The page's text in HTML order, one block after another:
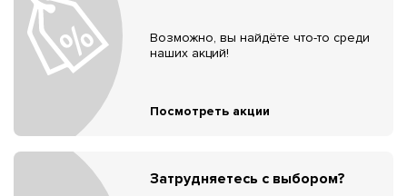
Возможно, вы найдёте что-то среди
наших акций!
Посмотреть акции
Затрудняетесь с выбором?